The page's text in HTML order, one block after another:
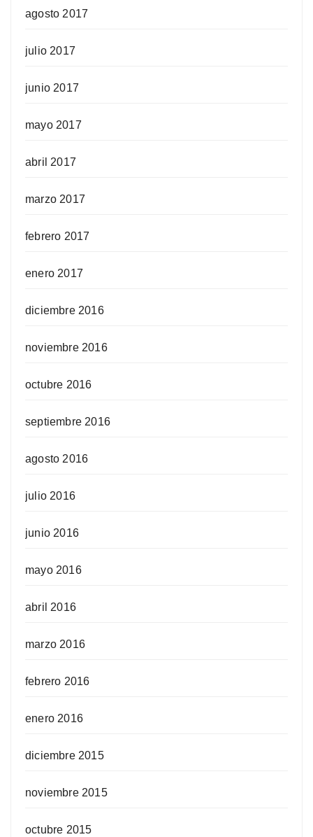
agosto 2017
julio 2017
junio 2017
mayo 2017
abril 2017
marzo 2017
febrero 2017
enero 2017
diciembre 2016
noviembre 2016
octubre 2016
septiembre 2016
agosto 2016
julio 2016
junio 2016
mayo 2016
abril 2016
marzo 2016
febrero 2016
enero 2016
diciembre 2015
noviembre 2015
octubre 2015